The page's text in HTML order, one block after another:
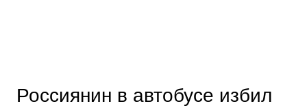
Россиянин в автобусе избил